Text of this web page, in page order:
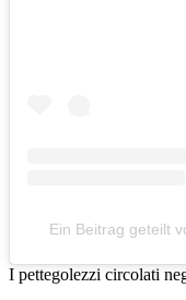
Ein Beitrag geteilt
I pettegolezzi circolati